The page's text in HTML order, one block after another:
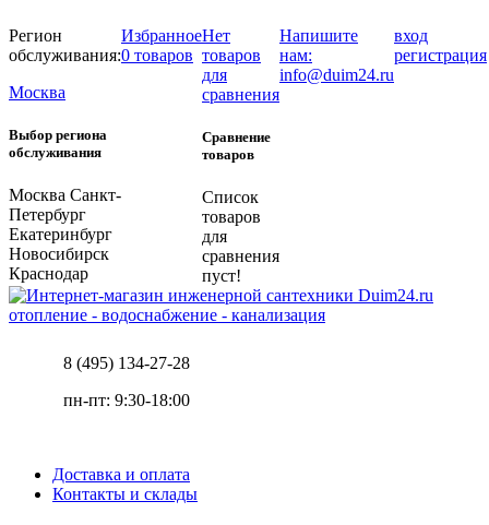
Регион
обслуживания:
Москва
Выбор региона
обслуживания
Москва Санкт-
Петербург
Екатеринбург
Новосибирск
Краснодар
Избранное
0 товаров
Нет
товаров
для
сравнения
Сравнение
товаров
Список
товаров
для
сравнения
пуст!
Напишите
нам:
info@duim24.ru
вход
регистрация
отопление - водоснабжение - канализация
8 (495) 134-27-28
пн-пт: 9:30-18:00
Доставка и оплата
Контакты и склады